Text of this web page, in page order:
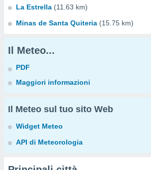
La Estrella (11.63 km)
Minas de Santa Quiteria (15.75 km)
Il Meteo...
PDF
Maggiori informazioni
Il Meteo sul tuo sito Web
Widget Meteo
API di Meteorologia